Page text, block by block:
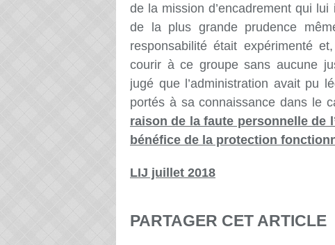
de la mission d’encadrement qui
de la plus grandeprudence
responsabilité était expérimenté
courir à ce groupe sans aucune
jugé que l’administration avaitpu
portés à sa connaissance dans le
raison de la faute personnelle de
bénéfice de la protection
LIJ juillet 2018
PARTAGER CET ARTICLE